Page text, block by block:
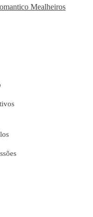
Mealheiros